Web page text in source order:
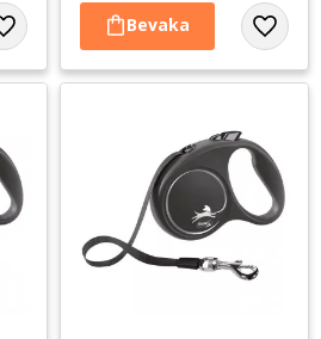
Lägg till i favoriter Lägg